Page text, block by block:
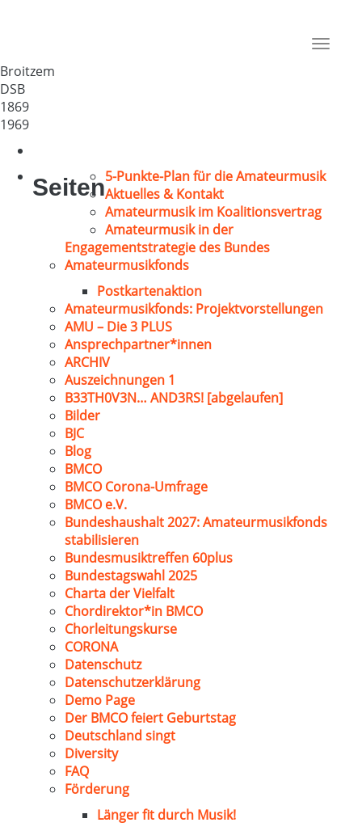
Toggle
Broitzem
DSB
1869
1969
Seiten5-Punkte-Plan für die Amateurmusik
Aktuelles & Kontakt
Amateurmusik im Koalitionsvertrag
Amateurmusik in der
Engagementstrategie des Bundes
Amateurmusikfonds
Postkartenaktion
Amateurmusikfonds: Projektvorstellungen
AMU – Die 3 PLUS
Ansprechpartner*innen
ARCHIV
Auszeichnungen 1
B33TH0V3N… AND3RS! [abgelaufen]
Bilder
BJC
Blog
BMCO
BMCO Corona-Umfrage
BMCO e.V.
Bundeshaushalt 2027: Amateurmusikfonds
stabilisieren
Bundesmusiktreffen 60plus
Bundestagswahl 2025
Charta der Vielfalt
Chordirektor*in BMCO
Chorleitungskurse
CORONA
Datenschutz
Datenschutzerklärung
Demo Page
Der BMCO feiert Geburtstag
Deutschland singt
Diversity
FAQ
Förderung
Länger fit durch Musik!